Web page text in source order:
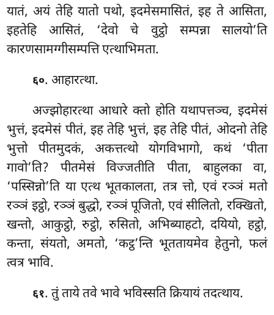
यातं, अयं तेहि यातो पथो, इदमेसमासितं, इह ते आसिता,
इहतेहि आसितं, ‘देवो चे वुट्ठो सम्पन्ना सालयो’ति
कारणसामग्गीसम्पत्ति एत्थाभिमता.
६०. आहारत्था.
अज्झोहारत्था आधारे क्तो होति यथापत्तञ्च, इदमेसं
भुत्तं, इदमेसं पीतं, इह तेहि भुत्तं, इह तेहि पीतं, ओदनो तेहि
भुत्तो पीतमुदकं, अकत्तत्थो योगविभागो, कथं ‘पीता
गावो’ति? पीतमेसं विज्जतीति पीता, बाहुलका वा,
‘पस्सिन्नो’ति या एत्थ भूतकालता, तत्र त्तो, एवं रञ्ञं मतो
रञ्ञं इट्ठो, रञ्ञं बुद्धो, रञ्ञं पूजितो, एवंसीलितो, रक्खितो,
खन्तो, आकुट्ठो, रुट्ठो, रुसितो, अभिब्याहटो, दयियो, हट्ठो,
कन्ता, संयतो, अमतो, ‘कट्ठ’न्ति भूततायमेव हेतुनो, फलं
त्वत्र भावि.
६१. तुं ताये तवे भावे भविस्सति क्रियायं तदत्थाय.